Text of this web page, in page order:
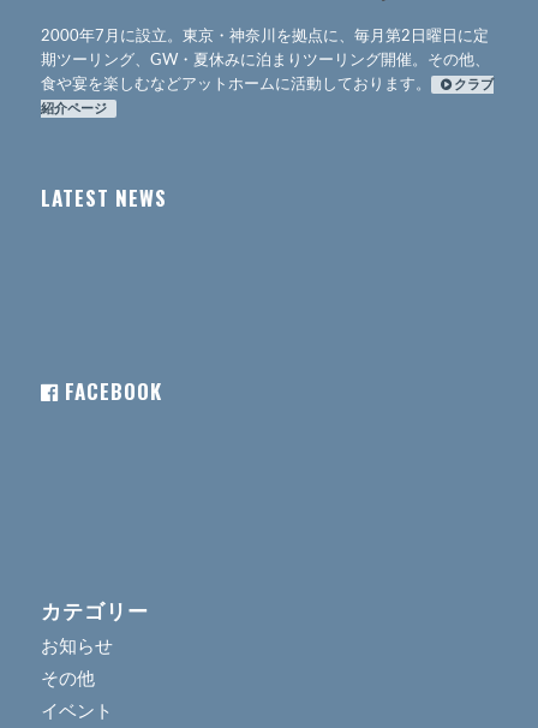
2000年7月に設立。東京・神奈川を拠点に、毎月第2日曜日に定
期ツーリング、GW・夏休みに泊まりツーリング開催。その他、
食や宴を楽しむなどアットホームに活動しております。
クラブ
紹介ページ
LATEST NEWS
FACEBOOK
カテゴリー
お知らせ
その他
イベント